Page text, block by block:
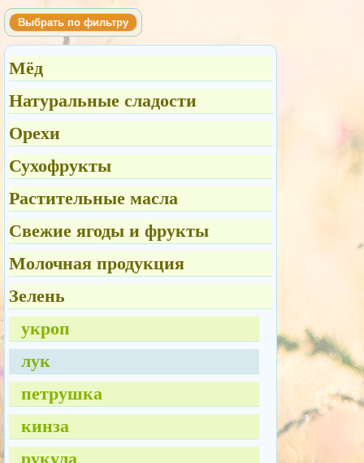
Выбрать по фильтру
Мёд
Натуральные сладости
Орехи
Сухофрукты
Растительные масла
Свежие ягоды и фрукты
Молочная продукция
Зелень
укроп
лук
петрушка
кинза
рукула